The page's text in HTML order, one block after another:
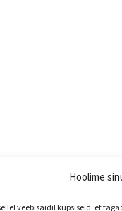
Hoolime
veebisaidil küpsiseid, et